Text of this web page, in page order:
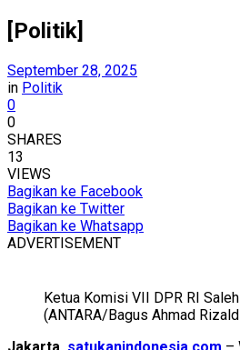
[Politik]
September 28, 2025
in Politik
0
0
SHARES
13
VIEWS
Bagikan ke Facebook
Bagikan ke Twitter
Bagikan ke Whatsapp
ADVERTISEMENT
Ketua Komisi VII DPR RI
(ANTARA/Bagus Ahmad
Jakarta, satukanindonesia.com –